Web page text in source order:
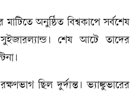
অনুষ্ঠিত বিশ্বকাপে সর্বশেষ
শেষ আটে তাদের
ছিল দুর্দান্ত। ভ্যাঙ্কুভারের